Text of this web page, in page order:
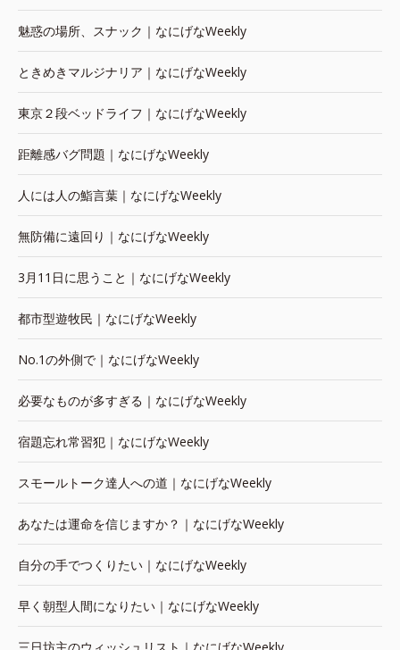
魅惑の場所、スナック｜なにげなWeekly
ときめきマルジナリア｜なにげなWeekly
東京２段ベッドライフ｜なにげなWeekly
距離感バグ問題｜なにげなWeekly
人には人の鮨言葉｜なにげなWeekly
無防備に遠回り｜なにげなWeekly
3月11日に思うこと｜なにげなWeekly
都市型遊牧民｜なにげなWeekly
No.1の外側で｜なにげなWeekly
必要なものが多すぎる｜なにげなWeekly
宿題忘れ常習犯｜なにげなWeekly
スモールトーク達人への道｜なにげなWeekly
あなたは運命を信じますか？｜なにげなWeekly
自分の手でつくりたい｜なにげなWeekly
早く朝型人間になりたい｜なにげなWeekly